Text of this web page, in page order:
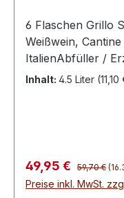
6 Flaschen Grillo
Weißwein,
ItalienAbfüller /
Soc Coop. Agr.,
Cantine Paolini
der Rebsorten
´Avola. Die Liebe
Inhalt: 4.5 Liter
Verkaufspreis:
49,95 € Regulärer
59,70 €
Preise inkl. MwSt.